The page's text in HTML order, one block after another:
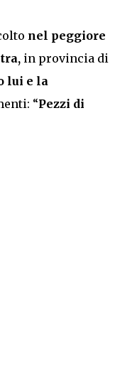
nel peggiore
in provincia di
lui e la
“Pezzi di